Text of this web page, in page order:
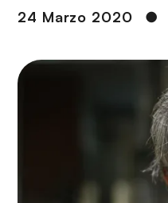
a
ó
24 Marzo 2020 ●